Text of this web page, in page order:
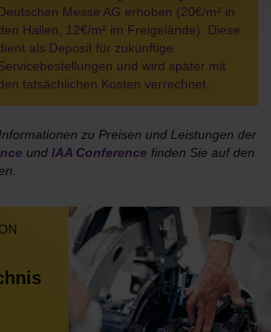
Messe AG erhoben (20€/m² in
Hallen, 12€/m² im Freigelände). Diese
als Deposit für zukünftige
und wird später mit
tatsächlichen Kosten verrechnet.
zu Preisen und Leistungen der
und IAA Conference finden Sie auf den